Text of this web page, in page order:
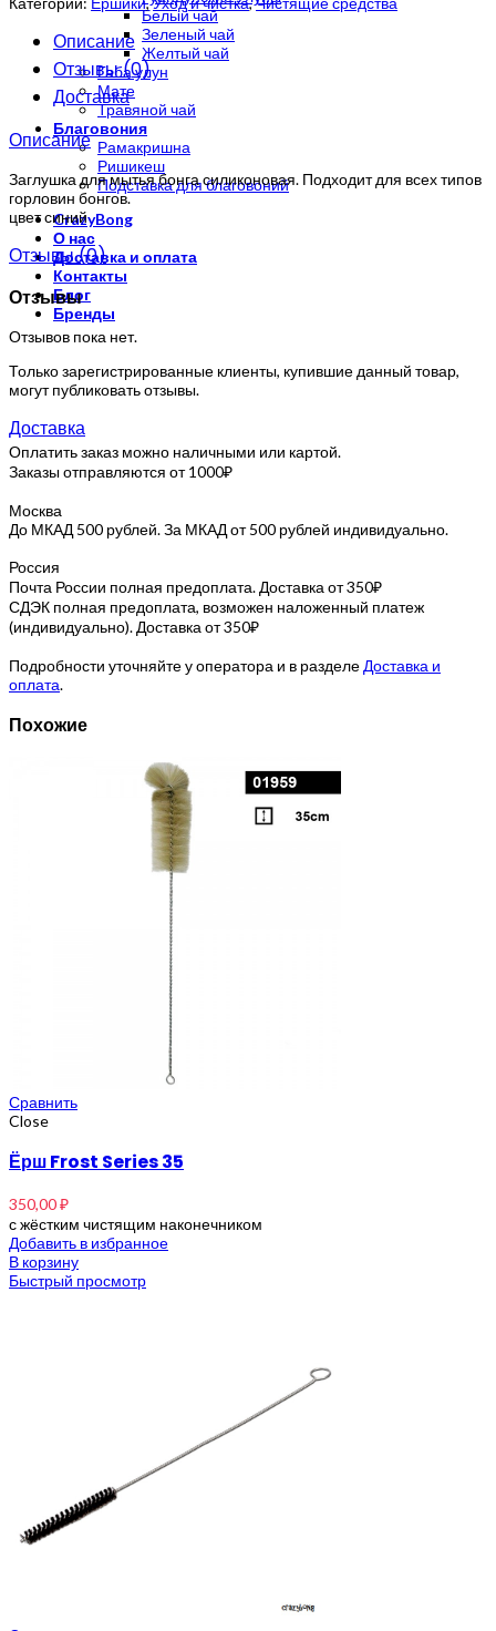
Белый чай
Зеленый чай
Желтый чай
Габа улун
Мате
Травяной чай
Благовония
Рамакришна
Ришикеш
Подставка для благовоний
CrazyBong
О нас
Доставка и оплата
Контакты
Блог
Бренды
Описание
Отзывы (0)
Доставка
Описание
Заглушка для мытья бонга силиконовая. Подходит для всех типов
горловин бонгов.
цвет синий
Отзывы (0)
Отзывы
Отзывов пока нет.
Только зарегистрированные клиенты, купившие данный товар,
могут публиковать отзывы.
Доставка
Оплатить заказ можно наличными или картой.
Заказы отправляются от 1000₽
Москва
До МКАД 500 рублей. За МКАД от 500 рублей индивидуально.
Россия
Почта России полная предоплата. Доставка от 350₽
СДЭК полная предоплата, возможен наложенный платеж
(индивидуально). Доставка от 350₽
Подробности уточняйте у оператора и в разделе Доставка и
оплата.
Похожие
Сравнить
Close
Ёрш Frost Series 35
350,00₽
с жёстким чистящим наконечником
Добавить в избранное
В корзину
Быстрый просмотр